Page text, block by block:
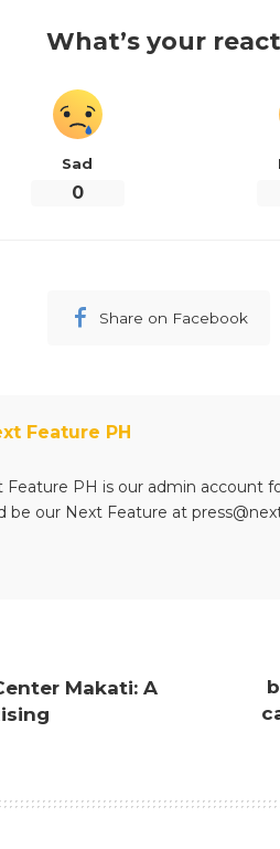
What’s your
Sad
0
Share on Facebook
Feature PH
Feature PH is our admin account
be our Next Feature at
Makati: A